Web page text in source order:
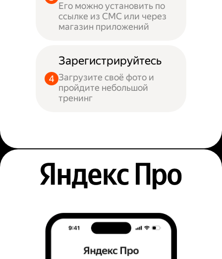
Его можно установить по
ссылке из СМС или через
магазин приложений
Зарегистрируйтесь
Загрузите своё фото и
пройдите небольшой
тренинг